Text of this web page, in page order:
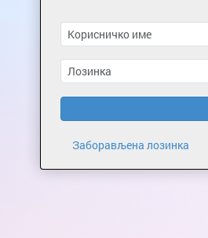
Заборављена лозинка